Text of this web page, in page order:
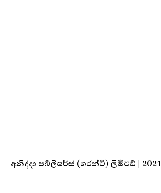
අනිද්දා පබ්ලිෂර්ස් (ගරන්ටි) ලිමිටඞ් | 2021